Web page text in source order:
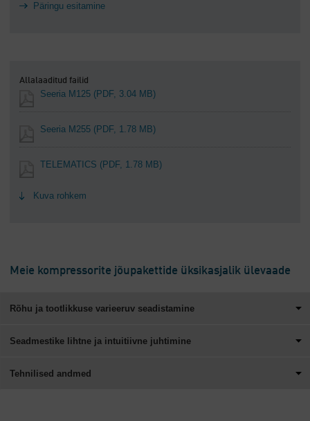
Päringu esitamine
Allalaaditud failid
Seeria M125 (PDF, 3.04 MB)
Seeria M255 (PDF, 1.78 MB)
TELEMATICS (PDF, 1.78 MB)
Kuva rohkem
Meie kompressorite jõupakettide üksikasjalik ülevaade
Rõhu ja tootlikkuse varieeruv seadistamine
Seadmestike lihtne ja intuitiivne juhtimine
Tehnilised andmed